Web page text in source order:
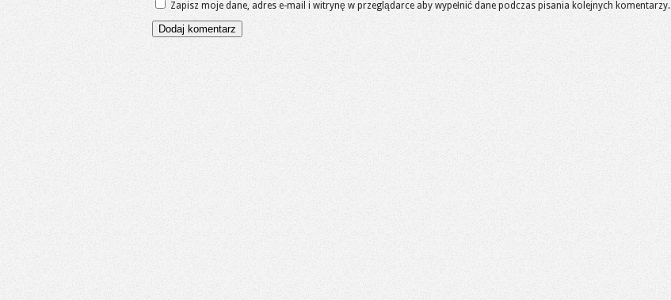
Zapisz moje dane, adres e-mail i witrynę w przeglądarce aby wypełnić dane podczas pisania kolejnych komentarzy.